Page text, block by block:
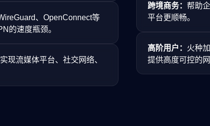
、OpenConnect等
的速度瓶颈。
现流媒体平台、社交网络、
跨境商务： 帮助
平台更顺畅。
高阶用户： 火种
提供高度可控的网